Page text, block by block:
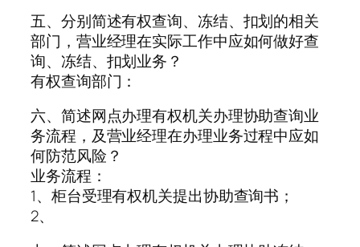
五、分别简述有权查询、冻结、扣划的相关
部门，营业经理在实际工作中应如何做好查
询、冻结、扣划业务？
有权查询部门：
六、简述网点办理有权机关办理协助查询业
务流程，及营业经理在办理业务过程中应如
何防范风险？
业务流程：
1、柜台受理有权机关提出协助查询书；
2、